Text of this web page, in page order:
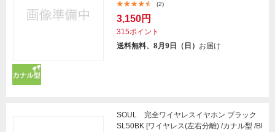
(2)
3,150円
315ポイント
送料無料、8月9日（日） お届け
SOUL 完全ワイヤレスイヤホン ブラック
SL50BK [ワイヤレス(左右分離) /カナル型 /Bl